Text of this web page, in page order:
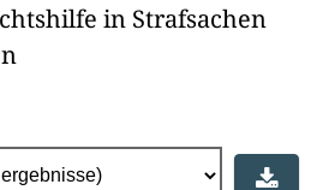
in Strafsachen